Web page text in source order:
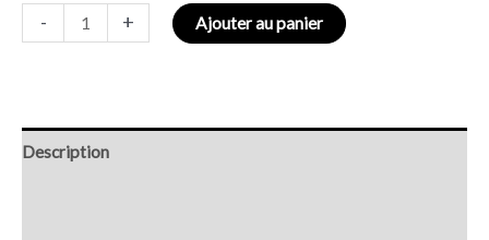
- + Ajouter au panier
Description